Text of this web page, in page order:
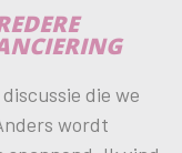
die we
wordt